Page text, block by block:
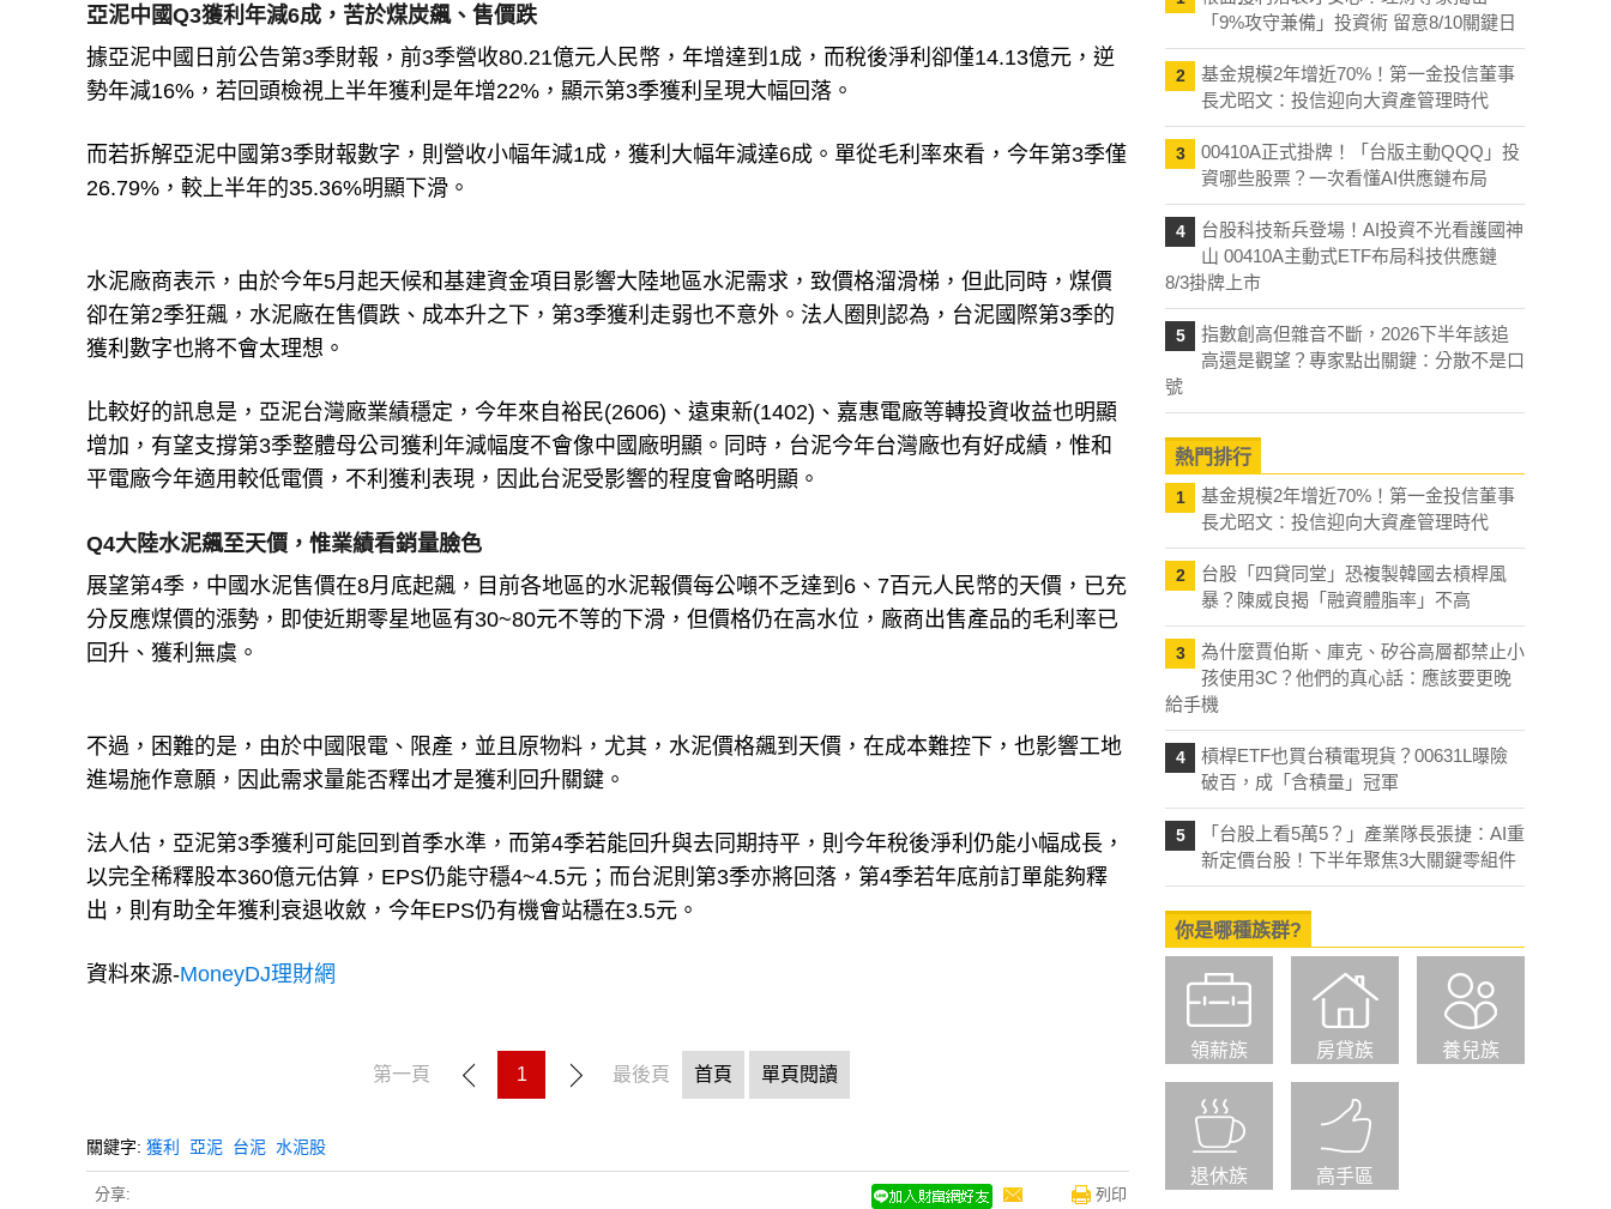
亞泥中國Q3獲利年減6成，苦於煤炭飆、售價跌
據亞泥中國日前公告第3季財報，前3季營收80.21億元人民幣，年增達到1成，而稅後淨利卻僅14.13億元，逆
勢年減16%，若回頭檢視上半年獲利是年增22%，顯示第3季獲利呈現大幅回落。
而若拆解亞泥中國第3季財報數字，則營收小幅年減1成，獲利大幅年減達6成。單從毛利率來看，今年第3季僅
26.79%，較上半年的35.36%明顯下滑。
水泥廠商表示，由於今年5月起天候和基建資金項目影響大陸地區水泥需求，致價格溜滑梯，但此同時，煤價
卻在第2季狂飆，水泥廠在售價跌、成本升之下，第3季獲利走弱也不意外。法人圈則認為，台泥國際第3季的
獲利數字也將不會太理想。
比較好的訊息是，亞泥台灣廠業績穩定，今年來自裕民(2606)、遠東新(1402)、嘉惠電廠等轉投資收益也明顯
增加，有望支撐第3季整體母公司獲利年減幅度不會像中國廠明顯。同時，台泥今年台灣廠也有好成績，惟和
平電廠今年適用較低電價，不利獲利表現，因此台泥受影響的程度會略明顯。
Q4大陸水泥飆至天價，惟業績看銷量臉色
展望第4季，中國水泥售價在8月底起飆，目前各地區的水泥報價每公噸不乏達到6、7百元人民幣的天價，已充
分反應煤價的漲勢，即使近期零星地區有30~80元不等的下滑，但價格仍在高水位，廠商出售產品的毛利率已
回升、獲利無虞。
不過，困難的是，由於中國限電、限產，並且原物料，尤其，水泥價格飆到天價，在成本難控下，也影響工地
進場施作意願，因此需求量能否釋出才是獲利回升關鍵。
法人估，亞泥第3季獲利可能回到首季水準，而第4季若能回升與去同期持平，則今年稅後淨利仍能小幅成長，
以完全稀釋股本360億元估算，EPS仍能守穩4~4.5元；而台泥則第3季亦將回落，第4季若年底前訂單能夠釋
出，則有助全年獲利衰退收斂，今年EPS仍有機會站穩在3.5元。
資料來源-MoneyDJ理財網
第一頁 1 最後頁 首頁 單頁閱讀
關鍵字: 獲利 亞泥 台泥 水泥股
分享: 列印
「9%攻守兼備」投資術 留意8/10關鍵日
2
基金規模2年增近70%！第一金投信董事
長尤昭文：投信迎向大資產管理時代
3
00410A正式掛牌！「台版主動QQQ」投
資哪些股票？一次看懂AI供應鏈布局
4
台股科技新兵登場！AI投資不光看護國神
山 00410A主動式ETF布局科技供應鏈
8/3掛牌上市
5
指數創高但雜音不斷，2026下半年該追
高還是觀望？專家點出關鍵：分散不是口
號
熱門排行
1
基金規模2年增近70%！第一金投信董事
長尤昭文：投信迎向大資產管理時代
2
台股「四貸同堂」恐複製韓國去槓桿風
暴？陳威良揭「融資體脂率」不高
3
為什麼賈伯斯、庫克、矽谷高層都禁止小
孩使用3C？他們的真心話：應該要更晚
給手機
4
槓桿ETF也買台積電現貨？00631L曝險
破百，成「含積量」冠軍
5
「台股上看5萬5？」產業隊長張捷：AI重
新定價台股！下半年聚焦3大關鍵零組件
你是哪種族群?
領薪族 房貸族 養兒族
退休族 高手區